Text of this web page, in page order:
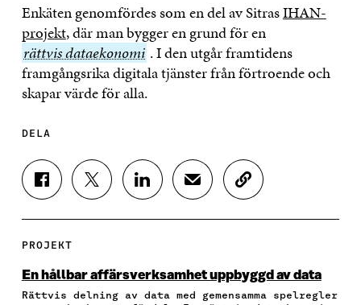
Enkäten genomfördes som en del av SitrasIHAN-
projekt, där man bygger en grund för enrättvis
dataekonomi
rättvis dataekonomi . I den utgår framtidens
framgångsrika digitala tjänster från förtroende och
skapar värde för alla.
DELA
D
E
P
F
C
D
E
T
I
D
E
L
N
D
E
A
-
K
O
A
A
R
PROJEKT
En hållbar affärsverksamhet uppbyggd av data
Rättvis delning av data med gemensamma spelregler